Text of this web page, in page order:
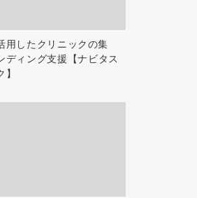
用したクリニックの集
ディング支援【ナビタス